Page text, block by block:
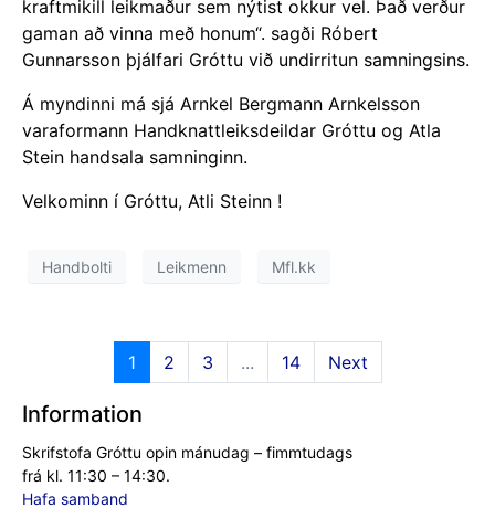
kraftmikill leikmaður sem nýtist okkur vel. Það verður
gaman að vinna með honum“. sagði Róbert
Gunnarsson þjálfari Gróttu við undirritun samningsins.
Á myndinni má sjá Arnkel Bergmann Arnkelsson
varaformann Handknattleiksdeildar Gróttu og Atla
Stein handsala samninginn.
Velkominn í Gróttu, Atli Steinn !
Handbolti Leikmenn Mfl.kk
1 2 3 ... 14 Next
Information
Skrifstofa Gróttu opin mánudag – fimmtudags
frá kl. 11:30 – 14:30.
Hafa samband